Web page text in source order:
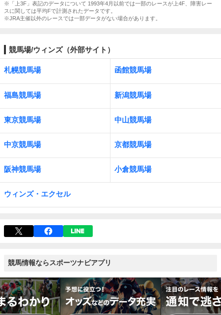
※「上3F」表記のデータについて 1993年4月以前では一部のレースが上4F、障害レー
スに関しては平均Fで計測されたデータです。
※JRA主催以外のレースでは一部データがない場合があります。
競馬場/ウィンズ（外部サイト）
札幌競馬場 函館競馬場
福島競馬場 新潟競馬場
東京競馬場 中山競馬場
中京競馬場 京都競馬場
阪神競馬場 小倉競馬場
ウィンズ・エクセル
競馬情報ならスポーツナビアプリ